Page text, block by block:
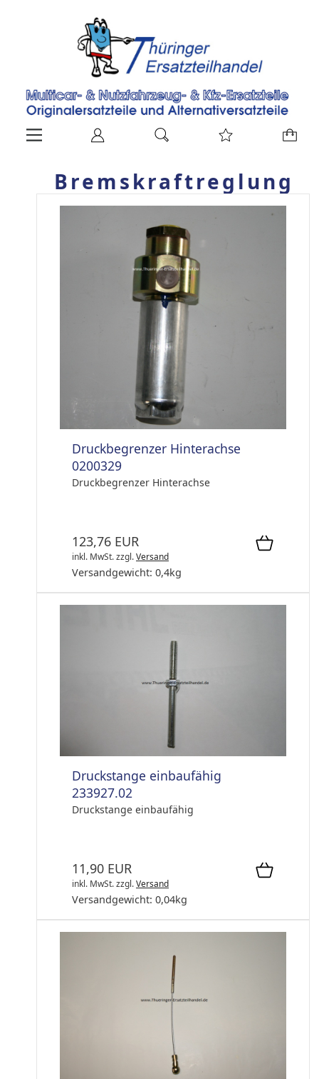
Bremskraftreglung
Druckbegrenzer Hinterachse
0200329
Druckbegrenzer Hinterachse
123,76 EUR
inkl. MwSt.zzgl.Versand
Versandgewicht: 0,4kg
Druckstange einbaufähig
233927.02
Druckstange einbaufähig
11,90 EUR
inkl. MwSt.zzgl.Versand
Versandgewicht: 0,04kg